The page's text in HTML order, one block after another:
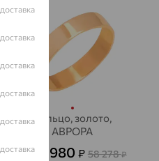
Кольцо, золото,
АВРОРА
от 20 980 ₽ 58 278₽
доставка
доставка
доставка
доставка
доставка
доставка